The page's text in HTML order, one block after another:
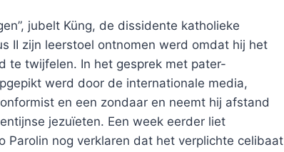
jubelt Küng, de dissidente katholieke
II zijn leerstoel ontnomen werd omdat hij het
te twijfelen. In het gesprek met pater-
werd door de internationale media,
en een zondaar en neemt hij afstand
jezuïeten. Een week eerder liet
Parolin nog verklaren dat het verplichte celibaat